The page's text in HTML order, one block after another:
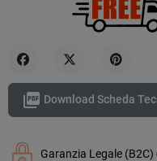
 Download Scheda
Garanzia Legale